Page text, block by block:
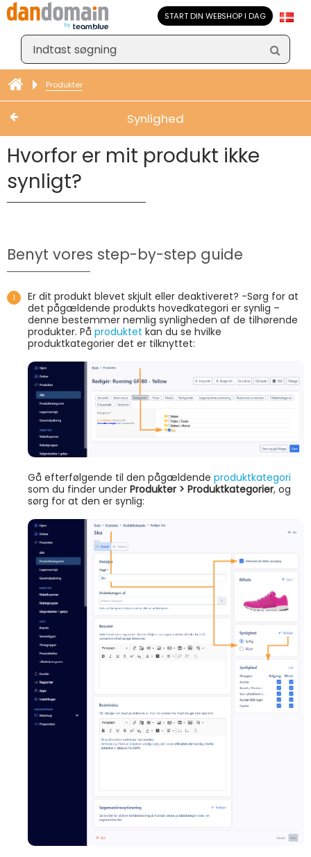
START DIN WEBSHOP I DAG
Produkter
Synlighed
Hvorfor er mit produkt ikke
synligt?
Benyt vores step-by-step guide
Er dit produkt blevet skjult eller deaktiveret? -Sørg for at
det pågældende produkts hovedkategori er synlig –
denne bestemmer nemlig synligheden af de tilhørende
produkter. På produktet kan du se hvilke
produktkategorier det er tilknyttet:
Gå efterfølgende til den pågældende produktkategori
som du finder under Produkter > Produktkategorier, og
sørg for at den er synlig: